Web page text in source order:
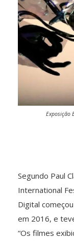
Exposição
Segundo Paul
International
Digital
em 2016, e
“Os filmes